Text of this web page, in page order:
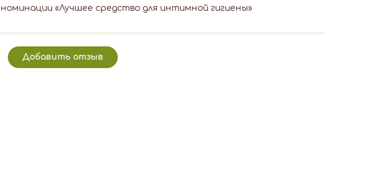
номинации «Лучшее средство для интимной гигиены»
Добавить отзыв